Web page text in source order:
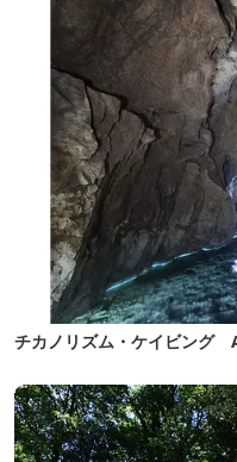
チカノリズム・ケイビング